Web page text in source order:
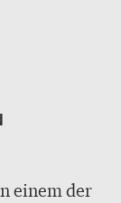
einem der